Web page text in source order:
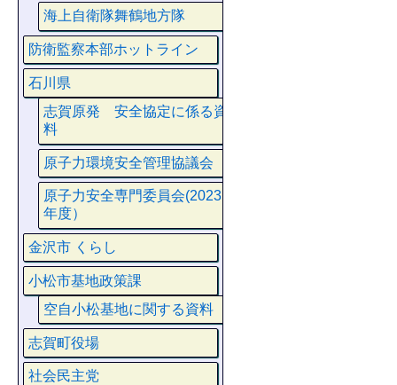
海上自衛隊舞鶴地方隊
防衛監察本部ホットライン
石川県
志賀原発 安全協定に係る資
料
原子力環境安全管理協議会
原子力安全専門委員会(2023
年度）
金沢市 くらし
小松市基地政策課
空自小松基地に関する資料
志賀町役場
社会民主党